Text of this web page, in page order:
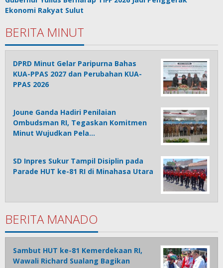
Ekonomi Rakyat Sulut
BERITA MINUT
DPRD Minut Gelar Paripurna Bahas
KUA-PPAS 2027 dan Perubahan KUA-
PPAS 2026
Joune Ganda Hadiri Penilaian
Ombudsman RI, Tegaskan Komitmen
Minut Wujudkan Pela…
SD Inpres Sukur Tampil Disiplin pada
Parade HUT ke-81 RI di Minahasa Utara
BERITA MANADO
Sambut HUT ke-81 Kemerdekaan RI,
Wawali Richard Sualang Bagikan